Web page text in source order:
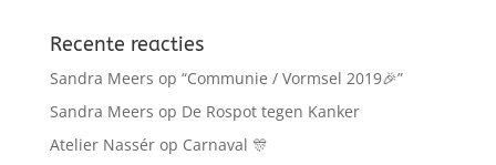
Recente reacties
Sandra Meers op “Communie / Vormsel 2019🎉”
Sandra Meers op De Rospot tegen Kanker
Atelier Nassérop Carnaval 🎊